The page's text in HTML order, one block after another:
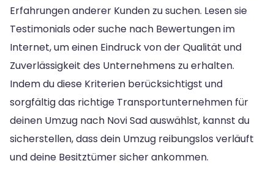
Erfahrungen anderer Kunden zu suchen. Lesen sie
Testimonials oder suche nach Bewertungen im
Internet, um einen Eindruck von der Qualität und
Zuverlässigkeit des Unternehmens zu erhalten.
Indem du diese Kriterien berücksichtigst und
sorgfältig das richtige Transportunternehmen für
deinen Umzug nach Novi Sad auswählst, kannst du
sicherstellen, dass dein Umzug reibungslos verläuft
und deine Besitztümer sicher ankommen.